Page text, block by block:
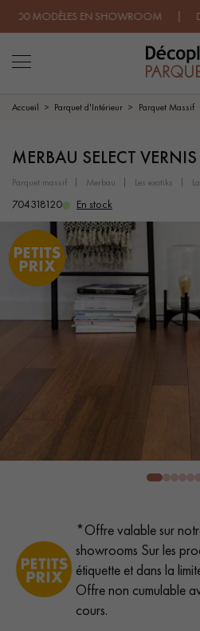
EN SHOWROOM |
LES RECHERCHES LES
PARQUET MASSIF
SOL PLAQUÉ BOIS VERITABLES
PARQUET EN BOIS EXOTIQUE
PARQUET HUILÉ
Nos conseillers sont
28 79
Accueil Parquet d'Intérieur Parquet Massif
MERBAU SELECT VERNIS
parquet massif merbau les exotiks
704318120 En stock
*Offre valable sur
showrooms Sur les
étiquette et dans la
Offre non cumulable
cours.